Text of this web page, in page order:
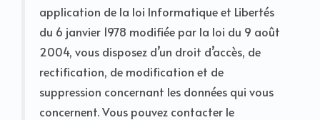
application de la loi Informatique et Libertés
du 6 janvier 1978 modifiée par la loi du 9 août
2004, vous disposez d’un droit d’accès, de
rectification, de modification et de
suppression concernant les données qui vous
concernent. Vous pouvez contacter le